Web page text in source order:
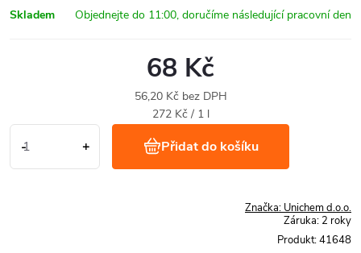
Skladem
68 Kč
56,20 Kč bez DPH
Měrná
272 Kč / 1 l
Přidat do košíku
Značka: Unichem d.o.o.
Záruka: 2 roky
Produkt:41648